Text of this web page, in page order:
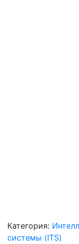
Категория:
системы (ITS)